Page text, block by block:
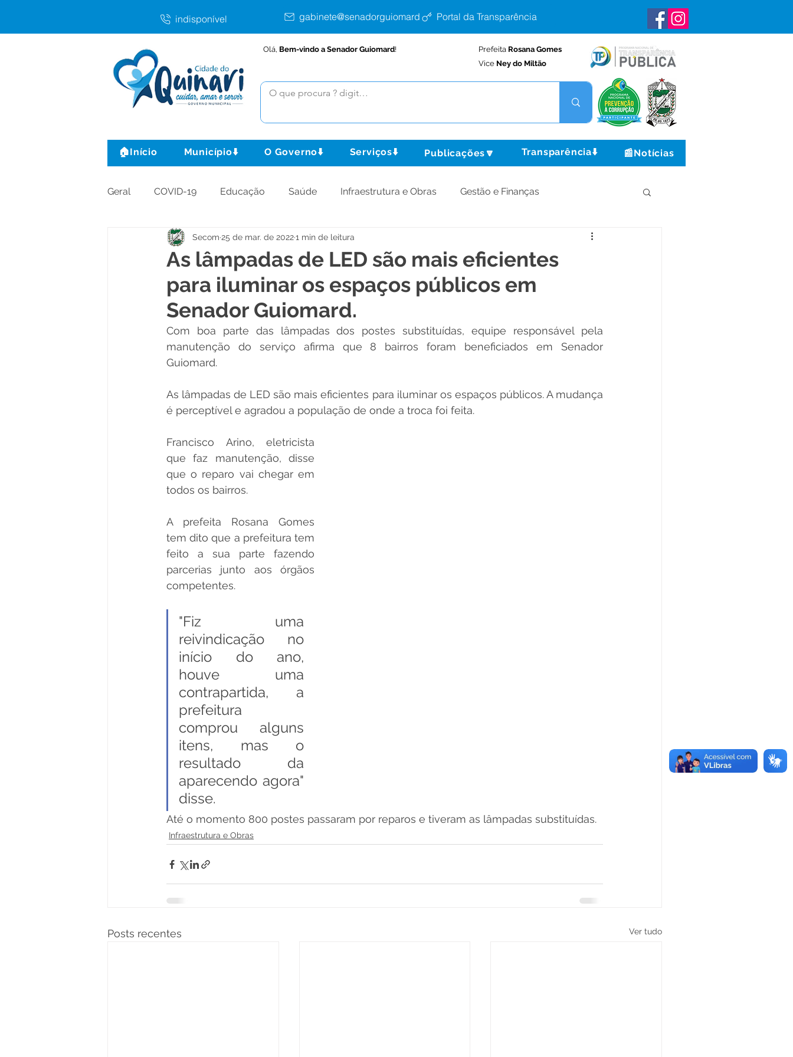
indisponível gabinete@senadorguiomard.ac.gov.brPortal da Transparência
Olá, Bem-vindo a Senador Guiomard! Prefeita Rosana Gomes
Vice Ney do Miltão
🏠Início Município⬇️ O Governo⬇️ Serviços⬇️ Publicações🔽 Transparência⬇️ 📰Notícias
Geral COVID-19 Educação Saúde Infraestrutura e Obras Gestão e Finanças
Agricultura e Produção Comunidade Assistência Social Institucional e Governo
Políticas Públicas Cultura Desporto e Lazer Nota de Pesar Campanhas Datas Comemorativas
Vacinômetro Dengue Convênios e Parcerias Comunicado Nota de Esclarecimento
As lâmpadas de LED são mais eficientes
para iluminar os espaços públicos em
Senador Guiomard.
Secom 25 de mar. de 20221 min de leitura
Com boa parte das lâmpadas dos postes substituídas, equipe responsável pela
manutenção do serviço afirma que 8 bairros foram beneficiados em Senador
Guiomard.
As lâmpadas de LED são mais eficientes para iluminar os espaços públicos. A mudança
é perceptível e agradou a população de onde a troca foi feita.
Francisco Arino, eletricista
que faz manutenção, disse
que o reparo vai chegar em
todos os bairros.
A prefeita Rosana Gomes
tem dito que a prefeitura tem
feito a sua parte fazendo
parcerias junto aos órgãos
competentes.
"Fiz uma
reivindicação no
início do ano,
houve uma
contrapartida, a
prefeitura
comprou alguns
itens, mas o
resultado da
aparecendo agora"
disse.
Até o momento 800 postes passaram por reparos e tiveram as lâmpadas substituídas.
Infraestrutura e Obras
Posts recentes Ver tudo